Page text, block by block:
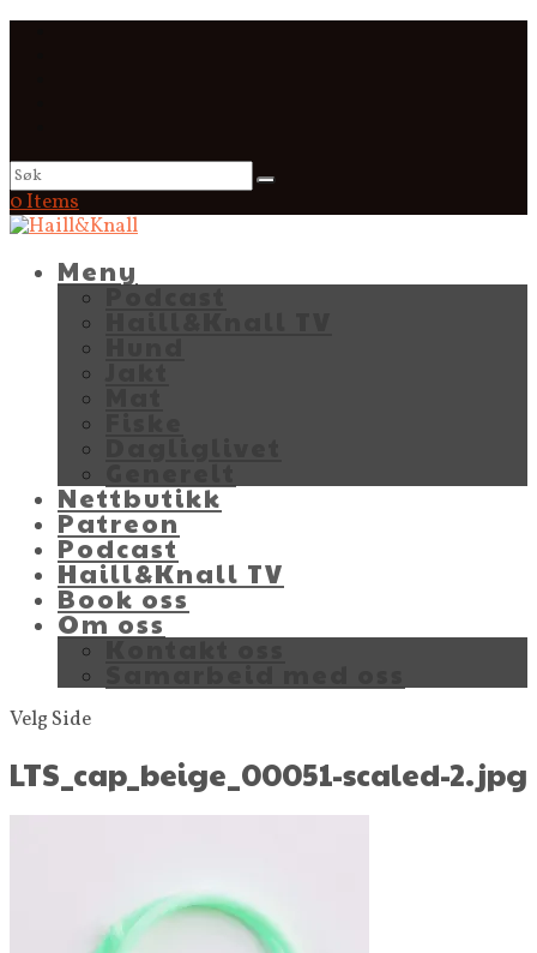
0 Items
Meny
Podcast
Nettbutikk
Patreon
Podcast
Haill&Knall TV
Book oss
Om oss
Kontakt oss
Velg Side
LTS_cap_beige_00051-scaled-2.jpg